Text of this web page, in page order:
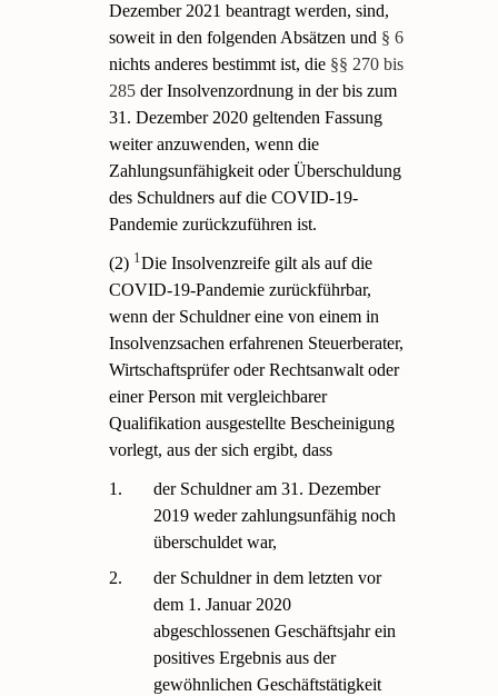
Dezember 2021 beantragt werden, sind,
soweit in den folgenden Absätzen und § 6
nichts anderes bestimmt ist, die §§ 270 bis
285 der Insolvenzordnung in der bis zum
31. Dezember 2020 geltenden Fassung
weiter anzuwenden, wenn die
Zahlungsunfähigkeit oder Überschuldung
des Schuldners auf die COVID-19-
Pandemie zurückzuführen ist.
(2) 1Die Insolvenzreife gilt als auf die
COVID-19-Pandemie zurückführbar,
wenn der Schuldner eine von einem in
Insolvenzsachen erfahrenen Steuerberater,
Wirtschaftsprüfer oder Rechtsanwalt oder
einer Person mit vergleichbarer
Qualifikation ausgestellte Bescheinigung
vorlegt, aus der sich ergibt, dass
1.
der Schuldner am 31. Dezember
2019 weder zahlungsunfähig noch
überschuldet war,
2.
der Schuldner in dem letzten vor
dem 1. Januar 2020
abgeschlossenen Geschäftsjahr ein
positives Ergebnis aus der
gewöhnlichen Geschäftstätigkeit